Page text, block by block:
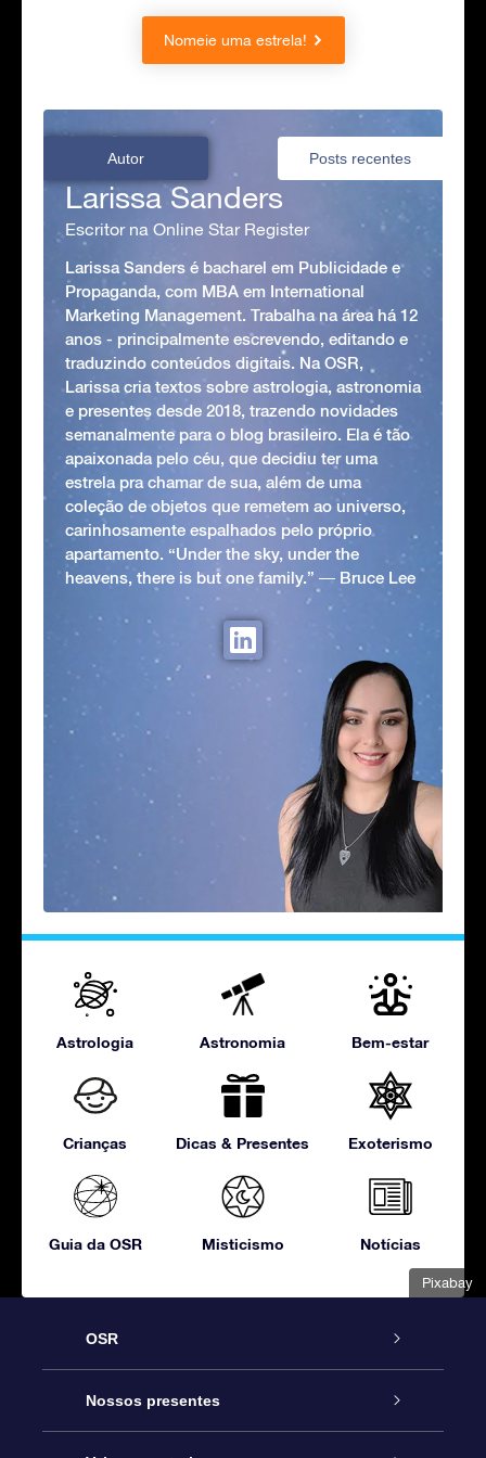
Pixabay
Nomeie uma estrela!
Autor Posts recentes
Larissa Sanders
Escritor na Online Star Register
Larissa Sanders é bacharel em Publicidade e
Propaganda, com MBA em International
Marketing Management. Trabalha na área há 12
anos - principalmente escrevendo, editando e
traduzindo conteúdos digitais. Na OSR,
Larissa cria textos sobre astrologia, astronomia
e presentes desde 2018, trazendo novidades
semanalmente para o blog brasileiro. Ela é tão
apaixonada pelo céu, que decidiu ter uma
estrela pra chamar de sua, além de uma
coleção de objetos que remetem ao universo,
carinhosamente espalhados pelo próprio
apartamento. “Under the sky, under the
heavens, there is but one family.” ― Bruce Lee
Astrologia Astronomia Bem-estar
Crianças Dicas & Presentes Exoterismo
Guia da OSR Misticismo Notícias
OSR
Serviço
Nossos presentes